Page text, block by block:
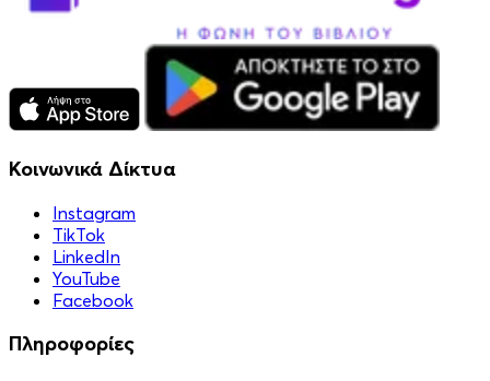
Κοινωνικά Δίκτυα
Instagram
TikTok
LinkedIn
YouTube
Facebook
Πληροφορίες